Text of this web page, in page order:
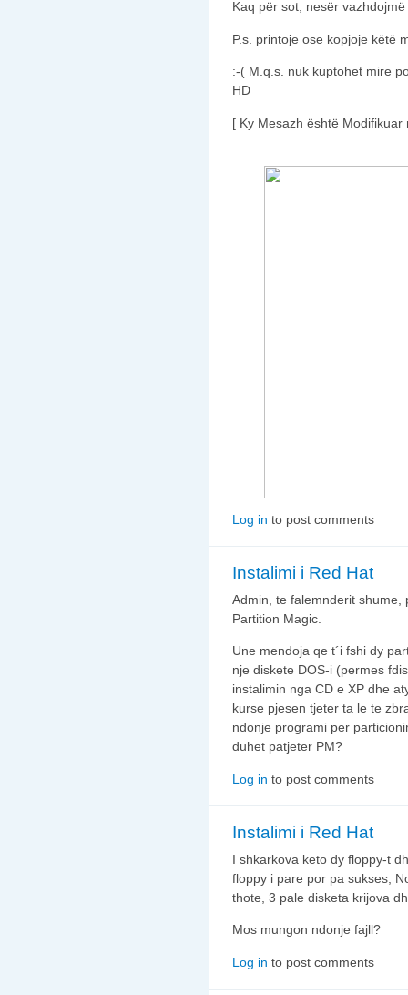
Kaq për sot, nesër
P.s. printoje ose kopjoje këtë
:-( M.q.s. nuk kuptohet mire
HD
[ Ky Mesazh është
Log in to post comments
Instalimi i Red Hat
Admin, te falemnderit
Partition Magic.
Une mendoja qe t´i fshi dy
nje diskete DOS-i (permes
instalimin nga CD e XP dhe
kurse pjesen tjeter ta le te
ndonje programi per
duhet patjeter PM?
Log in to post comments
Instalimi i Red Hat
I shkarkova keto dy floppy-t
floppy i pare por pa sukses,
thote, 3 pale disketa krijova
Mos mungon ndonje fajll?
Log in to post comments